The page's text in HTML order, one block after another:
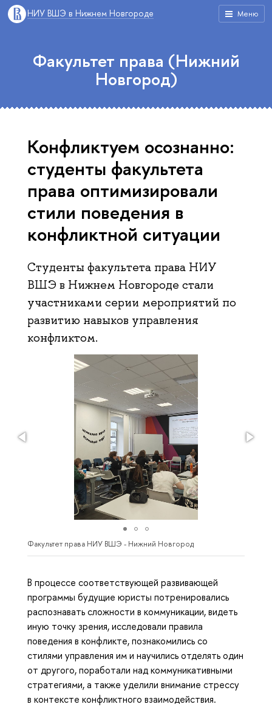
Меню
НИУ ВШЭ в Нижнем Новгороде
Факультет права (Нижний
Новгород)
Конфликтуем осознанно:
студенты факультета
права оптимизировали
стили поведения в
конфликтной ситуации
Студенты факультета права НИУ
ВШЭ в Нижнем Новгороде стали
участниками серии мероприятий по
развитию навыков управления
конфликтом.
Факультет права НИУ ВШЭ - Нижний Новгород
В процессе соответствующей развивающей
программы будущие юристы потренировались
распознавать сложности в коммуникации, видеть
иную точку зрения, исследовали правила
поведения в конфликте, познакомились со
стилями управления им и научились отделять один
от другого, поработали над коммуникативными
стратегиями, а также уделили внимание стрессу
в контексте конфликтного взаимодействия.